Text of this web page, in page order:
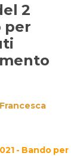
2
per
Francesca
- Bando per